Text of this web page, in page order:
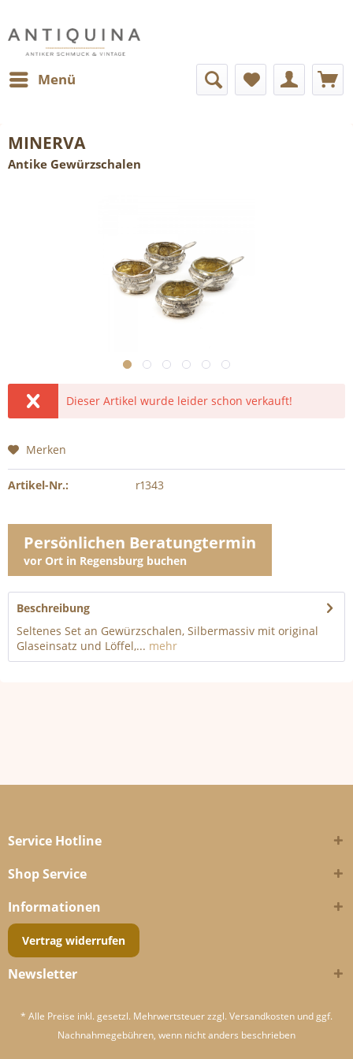
Menü
MINERVA
Antike Gewürzschalen
Dieser Artikel wurde leider schon verkauft!
Merken
Artikel-Nr.: r1343
Persönlichen Beratungtermin
vor Ort in Regensburg buchen
Beschreibung
Seltenes Set an Gewürzschalen, Silbermassiv mit original
Glaseinsatz und Löffel,... mehr
Service Hotline
Shop Service
Informationen
Vertrag widerrufen
Newsletter
* Alle Preise inkl. gesetzl. Mehrwertsteuer zzgl. Versandkosten und ggf.
Nachnahmegebühren, wenn nicht anders beschrieben